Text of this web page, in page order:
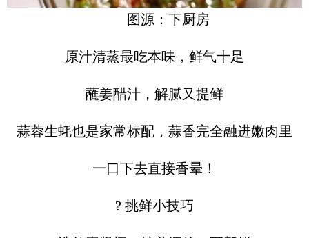
图源：下厨房
原汁清蒸最吃本味，鲜气十足
蘸姜醋汁，解腻又提鲜
蒜蓉生蚝也是家常标配，蒜香完全融进嫩肉里
一口下去直接香晕！
? 挑鲜小技巧